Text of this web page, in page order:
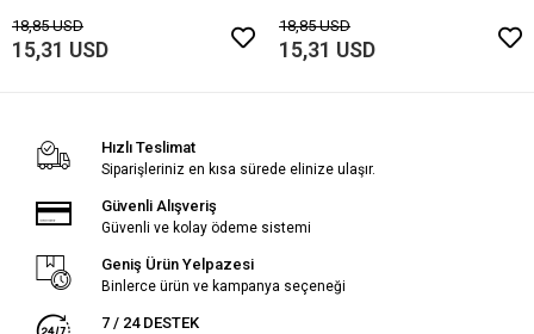
18,85 USD
15,31 USD
18,85 USD
15,31 USD
Hızlı Teslimat
Siparişleriniz en kısa sürede elinize ulaşır.
Güvenli Alışveriş
Güvenli ve kolay ödeme sistemi
Geniş Ürün Yelpazesi
Binlerce ürün ve kampanya seçeneği
7 / 24 DESTEK